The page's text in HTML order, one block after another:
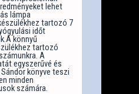
lehet
lámpa
tartozó 7
időt
könnyű
tartozó
A
egyszerűvé és
könyve teszi
minden
számára.